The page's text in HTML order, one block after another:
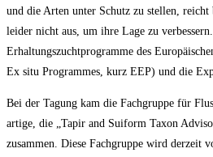
und die Arten unter Schutz zu stel­len,
lei­der nicht aus, um ihre Lage zu
Erhal­tungs­zucht­pro­gram­me des
Ex situ Pro­gram­mes, kurz EEP) und die
Bei der Tagung kam die Fach­grup­pe für
ar­ti­ge, die „Tapir and Sui­form Taxon
zusam­men. Die­se Fach­grup­pe wird der­zeit